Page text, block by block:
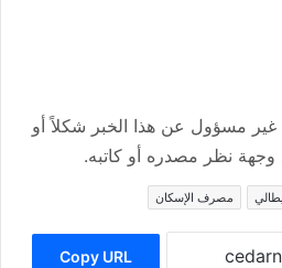
غير مسؤول عن هذا الخبر شكلاً أو
نظر مصدره أو كاتبه.
مصرف الإسكان
Copy URL